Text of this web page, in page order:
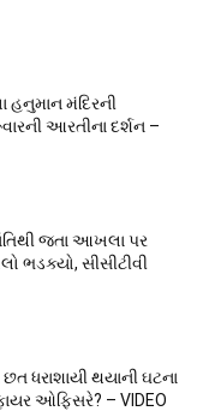
હનુમાન મંદિરની
આરતીના દર્શન –
જતા આખલા પર
ભડક્યો, સીસીટીવી
ધરાશાયી થયાની ઘટના
ઓફિસરે? – VIDEO